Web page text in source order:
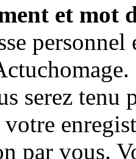
et mot
serez tenu
par vous.